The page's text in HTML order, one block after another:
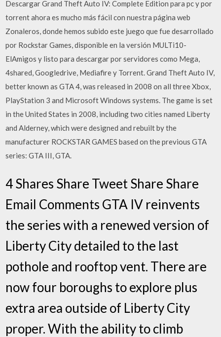
Descargar Grand Theft Auto IV: Complete Edition para pc y por
torrent ahora es mucho más fácil con nuestra página web
Zonaleros, donde hemos subido este juego que fue desarrollado
por Rockstar Games, disponible en la versión MULTi10-
ElAmigos y listo para descargar por servidores como Mega,
4shared, Googledrive, Mediafire y Torrent. Grand Theft Auto IV,
better known as GTA 4, was released in 2008 on all three Xbox,
PlayStation 3 and Microsoft Windows systems. The game is set
in the United States in 2008, including two cities named Liberty
and Alderney, which were designed and rebuilt by the
manufacturer ROCKSTAR GAMES based on the previous GTA
series: GTA III, GTA.
4 Shares Share Tweet Share Share
Email Comments GTA IV reinvents
the series with a renewed version of
Liberty City detailed to the last
pothole and rooftop vent. There are
now four boroughs to explore plus
extra area outside of Liberty City
proper. With the ability to climb